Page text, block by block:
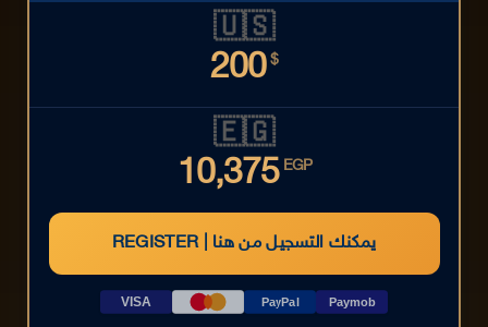
🇺🇸
200 $
🇪🇬
10,375 EGP
REGISTER | يمكنك التسجيل من هنا
VISA PayPal Paymob